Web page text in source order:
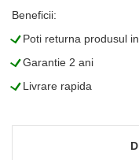
Beneficii:
LPoti returna produsul
LGarantie 2 ani
LLivrare rapida